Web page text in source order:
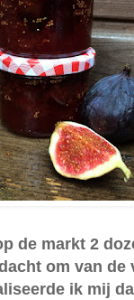
de markt 2
om van de
ik mij